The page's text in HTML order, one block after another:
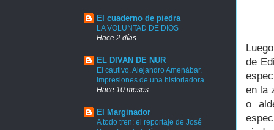
de
en la
o
El cuaderno de piedra
LA VOLUNTAD DE DIOS
Hace 2 días
EL DIVAN DE NUR
El cautivo. Alejandro Amenábar.
Impresiones de una historiadora
Hace 10 meses
El Marginador
A todo tren: el reportaje de José